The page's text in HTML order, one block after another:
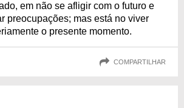
em não se afligir com o futuro e
preocupações; mas está no viver
o presente momento.
COMPARTILHAR